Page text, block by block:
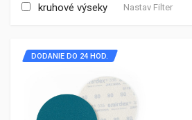
kruhové výseky Nastav Filter
DODANIE DO 24 HOD.